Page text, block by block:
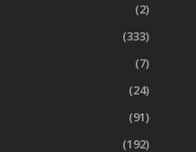
(2)
(333)
(7)
(24)
(91)
(192)